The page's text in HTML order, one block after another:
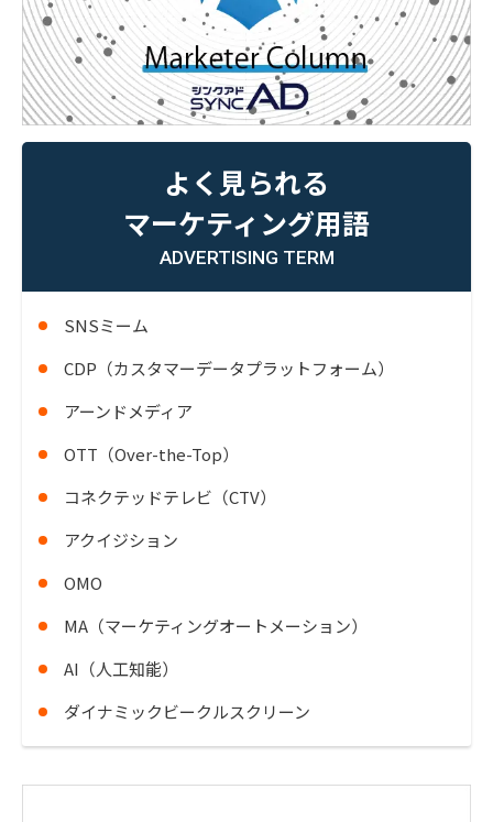
よく見られる
マーケティング用語
ADVERTISING TERM
SNSミーム
CDP（カスタマーデータプラットフォーム）
アーンドメディア
OTT（Over-the-Top）
コネクテッドテレビ（CTV）
アクイジション
OMO
MA（マーケティングオートメーション）
AI（人工知能）
ダイナミックビークルスクリーン